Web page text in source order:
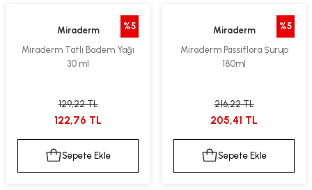
%5
Miraderm
Miraderm Tatlı Badem Yağı
30 ml
129,22 TL
122,76 TL
Sepete Ekle
%5
Miraderm
Miraderm Passiflora Şurup
180ml
216,22 TL
205,41 TL
Sepete Ekle